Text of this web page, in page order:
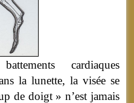
cardiaques
la lunette, la visée se
de doigt » n’est jamais